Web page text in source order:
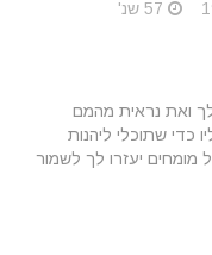
ואת נראית מהמם
כדי שתוכלי ליהנות
יעזרו לך לשמור